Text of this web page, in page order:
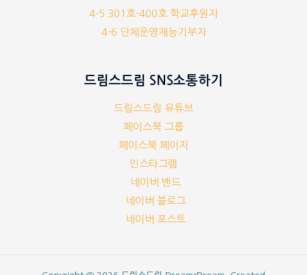
4-5 301호-400호 학교후원자
4-6 단체운영재능기부자
드림스드림 SNS소통하기
드림스드림 유튜브
페이스북 그룹
페이스북 페이지
인스타그램
네이버 밴드
네이버 블로그
네이버 포스트